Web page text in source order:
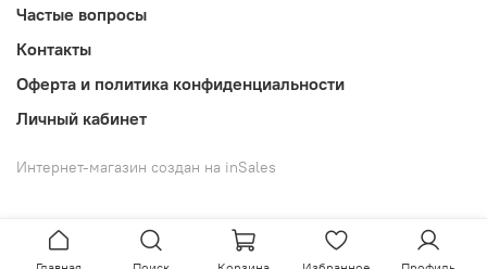
Частые вопросы
Контакты
Оферта и политика конфиденциальности
Личный кабинет
Интернет-магазин создан на inSales